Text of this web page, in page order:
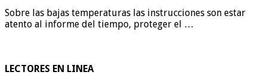
Sobre las bajas temperaturas las instrucciones son estar
atento al informe del tiempo, proteger el …
LECTORES EN LINEA